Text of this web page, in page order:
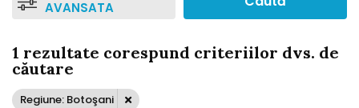
AVANSATA
1 rezultate corespund criteriilor dvs. de
căutare
Regiune: Botoşani